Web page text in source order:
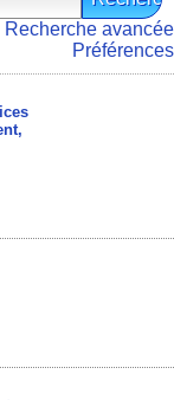
Recherche avancée
Préférences